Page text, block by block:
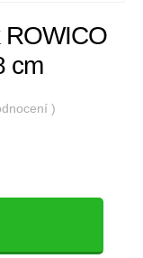
cm
)